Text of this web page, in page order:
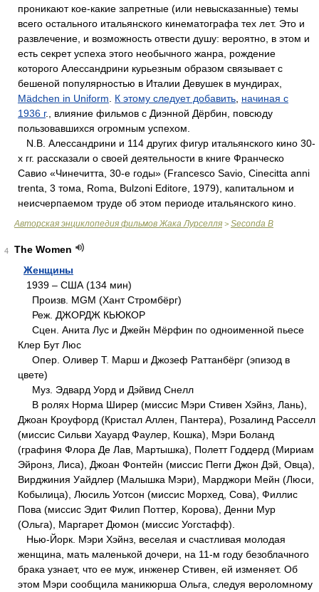
проникают кое-какие запретные (или невысказанные) темы
всего остального итальянского кинематографа тех лет. Это и
развлечение, и возможность отвести душу: вероятно, в этом и
есть секрет успеха этого необычного жанра, рождение
которого Алессандрини курьезным образом связывает с
бешеной популярностью в Италии Девушек в мундирах,
Mädchen in Uniform
К этому следует добавить начиная с
1936 г., влияние фильмов с Диэнной Дёрбин, повсюду
пользовавшихся огромным успехом.
N.B. Алессандрини и 114 других фигур итальянского кино 30-
х гг. рассказали о своей деятельности в книге Франческо
Савио «Чинечитта, 30-е годы» (Francesco Savio, Cinecitta anni
trenta, 3 тома, Roma, Bulzoni Editore, 1979), капитальном и
неисчерпаемом труде об этом периоде итальянского кино.
Авторская энциклопедия фильмов Жака Лурселля > Seconda B
4
The Women
Женщины
1939 – США (134 мин)
Произв. MGM (Хант Стромбёрг)
Реж. ДЖОРДЖ КЬЮКОР
Сцен. Анита Лус и Джейн Мёрфин по одноименной пьесе
Клер Бут Люс
Опер. Оливер Т. Марш и Джозеф Раттанбёрг (эпизод в
цвете)
Муз. Эдвард Уорд и Дэйвид Снелл
В ролях Норма Ширер (миссис Мэри Стивен Хэйнз, Лань),
Джоан Кроуфорд (Кристал Аллен, Пантера), Розалинд Расселл
(миссис Сильви Хауард Фаулер, Кошка), Мэри Боланд
(графиня Флора Де Лав, Мартышка), Полетт Годдерд (Мириам
Эйронз, Лиса), Джоан Фонтейн (миссис Пегги Джон Дэй, Овца),
Вирджиния Уайдлер (Малышка Мэри), Марджори Мейн (Люси,
Кобылица), Люсиль Уотсон (миссис Морхед, Сова), Филлис
Пова (миссис Эдит Филип Поттер, Корова), Денни Мур
(Ольга), Маргарет Дюмон (миссис Уогстафф).
Нью-Йорк. Мэри Хэйнз, веселая и счастливая молодая
женщина, мать маленькой дочери, на 11-м году безоблачного
брака узнает, что ее муж, инженер Стивен, ей изменяет. Об
этом Мэри сообщила маникюрша Ольга, следуя вероломному